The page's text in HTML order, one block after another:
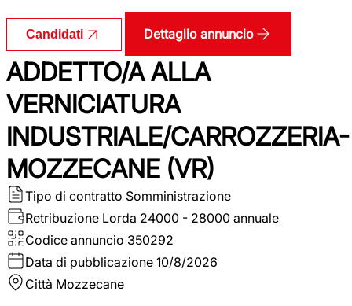
Candidati Dettaglio annuncio
ADDETTO/A ALLA
VERNICIATURA
INDUSTRIALE/CARROZZERIA-
MOZZECANE (VR)
Tipo di contratto Somministrazione
Retribuzione Lorda 24000 - 28000 annuale
Codice annuncio 350292
Data di pubblicazione 10/8/2026
Città Mozzecane